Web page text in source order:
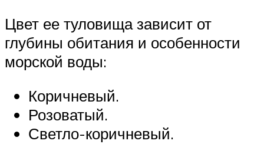
Цвет ее туловища зависит от
глубины обитания и особенности
морской воды:
Коричневый.
Розоватый.
Светло-коричневый.